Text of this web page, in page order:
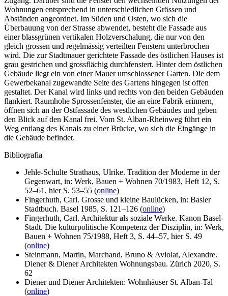
Wohnungen entsprechend in unterschiedlichen Grössen und
Abständen angeordnet. Im Süden und Osten, wo sich die
Überbauung von der Strasse abwendet, besteht die Fassade aus
einer blassgrünen vertikalen Holzverschalung, die nur von den
gleich grossen und regelmässig verteilten Fenstern unterbrochen
wird. Die zur Stadtmauer gerichtete Fassade des östlichen Hauses ist
grau gestrichen und grossflächig durchfenstert. Hinter dem östlichen
Gebäude liegt ein von einer Mauer umschlossener Garten. Die dem
Gewerbekanal zugewandte Seite des Gartens hingegen ist offen
gestaltet. Der Kanal wird links und rechts von den beiden Gebäuden
flankiert. Raumhohe Sprossenfenster, die an eine Fabrik erinnern,
öffnen sich an der Ostfassade des westlichen Gebäudes und geben
den Blick auf den Kanal frei. Vom St. Alban-Rheinweg führt ein
Weg entlang des Kanals zu einer Brücke, wo sich die Eingänge in
die Gebäude befindet.
Bibliografia
Jehle-Schulte Strathaus, Ulrike. Tradition der Moderne in der
Gegenwart, in: Werk, Bauen + Wohnen 70/1983, Heft 12, S.
52–61, hier S. 53–55 (online)
Fingerhuth, Carl. Grosse und kleine Baulücken, in: Basler
Stadtbuch. Basel 1985, S. 121–126 (online)
Fingerhuth, Carl. Architektur als soziale Werke. Kanon Basel-
Stadt. Die kulturpolitische Kompetenz der Disziplin, in: Werk,
Bauen + Wohnen 75/1988, Heft 3, S. 44–57, hier S. 49
(online)
Steinmann, Martin, Marchand, Bruno & Aviolat, Alexandre.
Diener & Diener Architekten Wohnungsbau. Zürich 2020, S.
62
Diener und Diener Architekten: Wohnhäuser St. Alban-Tal
(online)